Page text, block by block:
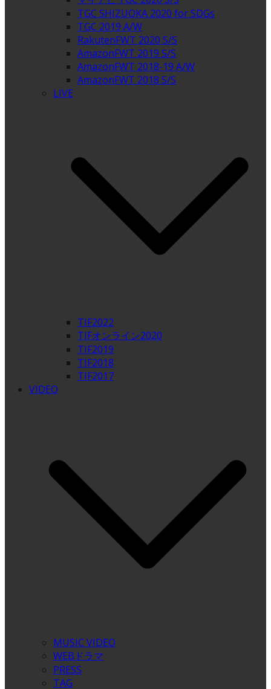
TGC SHIZUOKA 2020 for SDGs
TGC 2019 A/W
RakutenFWT 2020 S/S
AmazonFWT 2019 S/S
AmazonFWT 2018-19 A/W
AmazonFWT 2018 S/S
LIVE
TIF2022
TIFオンライン2020
TIF2019
TIF2018
TIF2017
VIDEO
MUSIC VIDEO
WEBドラマ
PRESS
TAG